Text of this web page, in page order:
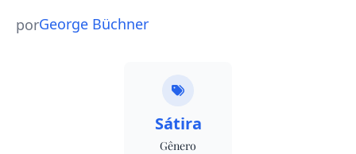
porGeorge Büchner
Sátira
Gênero